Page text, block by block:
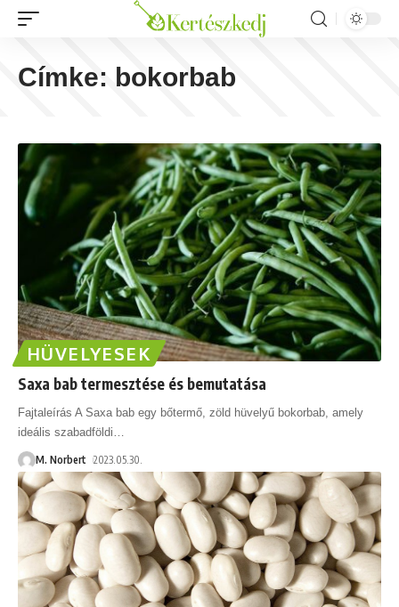
Címke: bokorbab
HÜVELYESEK
Saxa bab termesztése és bemutatása
Fajtaleírás A Saxa bab egy bőtermő, zöld hüvelyű bokorbab, amely
ideális szabadföldi
M. Norbert 2023.05.30.